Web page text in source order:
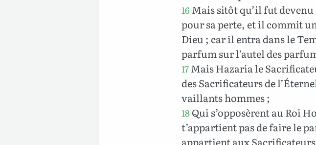
16 Mais sitôt qu’il fut
pour sa perte, et il commit
Dieu ; car il entra dans le
parfum sur l’autel des
17Mais Hazaria le
des Sacrificateurs de
vaillants hommes ;
18Qui s’opposèrent au Roi
t’appartient pas de faire le
appartient aux